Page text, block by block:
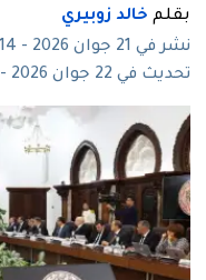
بقلم خالد زوبيري
نشر في 21 جوان 2026 - 20:14
تحديث في 22 جوان 2026 - 11:16